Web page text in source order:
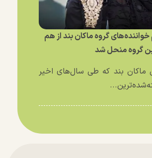
خواننده‌های گروه ماکان بند از هم
گروه منحل شد
ماکان بند که طی سال‌های اخیر